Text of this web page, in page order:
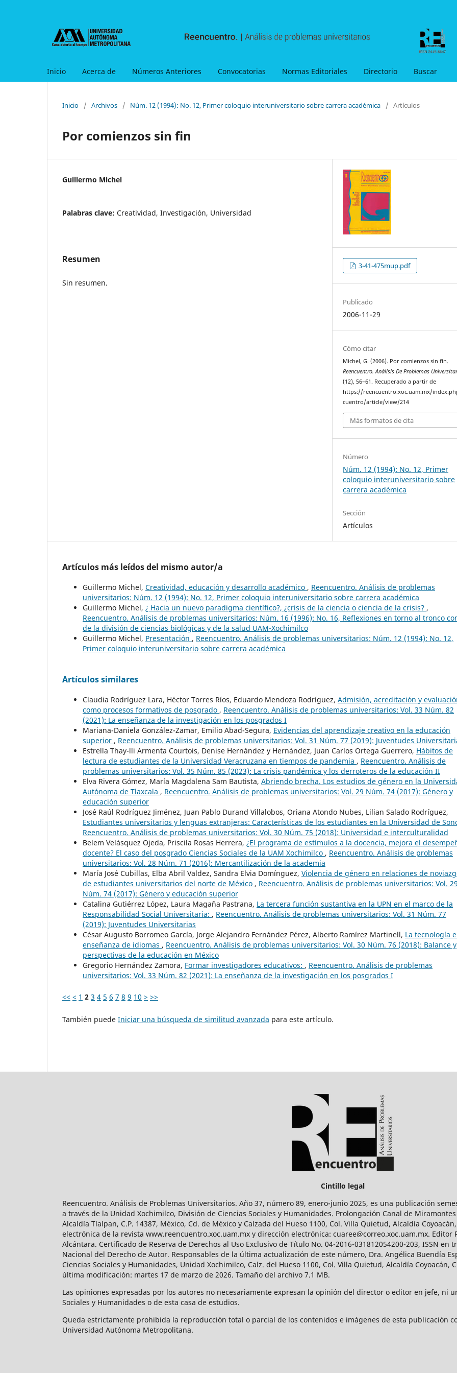
Inicio Acerca de Números Anteriores Convocatorias Normas Editoriales Directorio Buscar
Inicio / Archivos / Núm. 12 (1994): No. 12, Primer coloquio interuniversitario sobre carrera académica / Artículos
Por comienzos sin fin
Guillermo Michel
Palabras clave: Creatividad, Investigación, Universidad
Resumen
Sin resumen.
3-41-475mup.pdf
Publicado
2006-11-29
Cómo citar
Michel, G. (2006). Por comienzos sin fin.
Reencuentro. Análisis De Problemas
(12), 56–61. Recuperado a partir de
https://reencuentro.xoc.uam.mx/
cuentro/article/view/214
Más formatos de cita
Número
Núm. 12 (1994): No. 12, Primer
coloquio interuniversitario sobre
carrera académica
Sección
Artículos
Artículos más leídos del mismo autor/a
Guillermo Michel, Creatividad, educación y desarrollo académico , Reencuentro. Análisis de problemas
universitarios: Núm. 12 (1994): No. 12, Primer coloquio interuniversitario sobre carrera académica
Guillermo Michel, ¿ Hacia un nuevo paradigma científico?, ¿crisis de la ciencia o ciencia de la crisis? ,
Reencuentro. Análisis de problemas universitarios: Núm. 16 (1996): No. 16, Reflexiones en torno al tronco
de la división de ciencias biológicas y de la salud UAM-Xochimilco
Guillermo Michel, Presentación , Reencuentro. Análisis de problemas universitarios: Núm. 12 (1994): No. 12,
Primer coloquio interuniversitario sobre carrera académica
Artículos similares
Claudia Rodríguez Lara, Héctor Torres Ríos, Eduardo Mendoza Rodríguez, Admisión, acreditación y
como procesos formativos de posgrado , Reencuentro. Análisis de problemas universitarios: Vol. 33 Núm. 82
(2021): La enseñanza de la investigación en los posgrados I
Mariana-Daniela González-Zamar, Emilio Abad-Segura, Evidencias del aprendizaje creativo en la educación
superior , Reencuentro. Análisis de problemas universitarios: Vol. 31 Núm. 77 (2019): Juventudes
Estrella Thay-lli Armenta Courtois, Denise Hernández y Hernández, Juan Carlos Ortega Guerrero, Hábitos de
lectura de estudiantes de la Universidad Veracruzana en tiempos de pandemia , Reencuentro. Análisis de
problemas universitarios: Vol. 35 Núm. 85 (2023): La crisis pandémica y los derroteros de la educación II
Elva Rivera Gómez, María Magdalena Sam Bautista, Abriendo brecha. Los estudios de género en la
Autónoma de Tlaxcala , Reencuentro. Análisis de problemas universitarios: Vol. 29 Núm. 74 (2017): Género y
educación superior
José Raúl Rodríguez Jiménez, Juan Pablo Durand Villalobos, Oriana Atondo Nubes, Lilian Salado Rodríguez,
Estudiantes universitarios y lenguas extranjeras: Características de los estudiantes en la Universidad de
Reencuentro. Análisis de problemas universitarios: Vol. 30 Núm. 75 (2018): Universidad e interculturalidad
Belem Velásquez Ojeda, Priscila Rosas Herrera, ¿El programa de estímulos a la docencia, mejora el
docente? El caso del posgrado Ciencias Sociales de la UAM Xochimilco , Reencuentro. Análisis de problemas
universitarios: Vol. 28 Núm. 71 (2016): Mercantilización de la academia
María José Cubillas, Elba Abril Valdez, Sandra Elvia Domínguez, Violencia de género en relaciones de
de estudiantes universitarios del norte de México , Reencuentro. Análisis de problemas universitarios: Vol.
Núm. 74 (2017): Género y educación superior
Catalina Gutiérrez López, Laura Magaña Pastrana, La tercera función sustantiva en la UPN en el marco de la
Responsabilidad Social Universitaria: , Reencuentro. Análisis de problemas universitarios: Vol. 31 Núm. 77
(2019): Juventudes Universitarias
César Augusto Borromeo García, Jorge Alejandro Fernández Pérez, Alberto Ramírez Martinell, La tecnología
enseñanza de idiomas , Reencuentro. Análisis de problemas universitarios: Vol. 30 Núm. 76 (2018): Balance y
perspectivas de la educación en México
Gregorio Hernández Zamora, Formar investigadores educativos: , Reencuentro. Análisis de problemas
universitarios: Vol. 33 Núm. 82 (2021): La enseñanza de la investigación en los posgrados I
<< < 1 2 3 4 5 6 7 8 9 10 > >>
También puede Iniciar una búsqueda de similitud avanzada para este artículo.
Cintillo legal
Reencuentro. Análisis de Problemas Universitarios. Año 37, número 89, enero-junio 2025, es una publicación
a través de la Unidad Xochimilco, División de Ciencias Sociales y Humanidades. Prolongación Canal de Miramontes
Alcaldía Tlalpan, C.P. 14387, México, Cd. de México y Calzada del Hueso 1100, Col. Villa Quietud, Alcaldía
electrónica de la revista www.reencuentro.xoc.uam.mx y dirección electrónica: cuaree@correo.xoc.uam.mx. Editor
Alcántara. Certificado de Reserva de Derechos al Uso Exclusivo de Título No. 04-2016-031812054200-203, ISSN
Nacional del Derecho de Autor. Responsables de la última actualización de este número, Dra. Angélica Buendía
Ciencias Sociales y Humanidades, Unidad Xochimilco, Calz. del Hueso 1100, Col. Villa Quietud, Alcaldía Coyoacán,
última modificación: martes 17 de marzo de 2026. Tamaño del archivo 7.1 MB.
Las opiniones expresadas por los autores no necesariamente expresan la opinión del director o editor en jefe, ni
Sociales y Humanidades o de esta casa de estudios.
Queda estrictamente prohibida la reproducción total o parcial de los contenidos e imágenes de esta publicación
Universidad Autónoma Metropolitana.